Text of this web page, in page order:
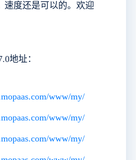
速度还是可以的。欢迎
地址：
www/my/
www/my/
www/my/